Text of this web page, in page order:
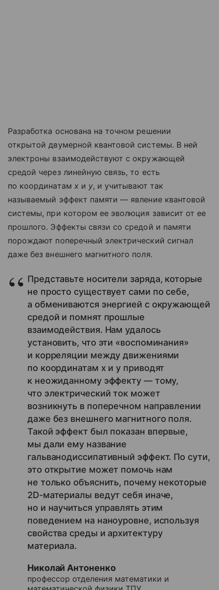
Разработка основана на точном решении
открытой двумерной квантовой системы. В ней
электроны взаимодействуют с окружающей
средой через линейную связь, то есть
по координатам xи y, и учитывают так
называемый эффект памяти — явление квантовой
системы, при котором ее эволюция зависит от ее
прошлого. Эффекты связи со средой и памяти
порождают поперечный электрический сигнал
даже без внешнего магнитного поля.
Представьте носители заряда, которые
не просто существует сами по себе,
а обмениваются энергией с окружающей
средой и помнят прошлые
взаимодействия. Нам удалось
установить, что эти «воспоминания»
и корреляции между движениями
по координатам x и y приводят
к неожиданному эффекту — тому,
что электрический ток может
возникнуть в поперечном направлении
даже без внешнего магнитного поля.
Такой эффект был показан впервые,
мы дали ему название
гальванодиссипативный эффект. По сути,
это открытие может помочь нам
не только объяснить, почему некоторые
2D-материалы ведут себя иначе,
но и научиться управлять этим
поведением на наноуровне, используя
свойства среды и архитектуру
материала.
Николай Антоненко
профессор отделения математики и